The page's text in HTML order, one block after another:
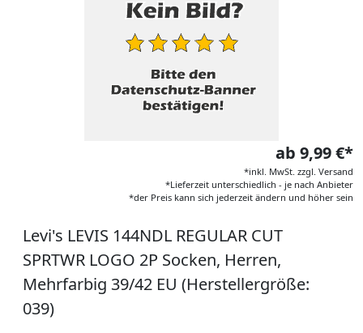
ab 9,99 €*
*inkl. MwSt. zzgl. Versand
*Lieferzeit unterschiedlich - je nach Anbieter
*der Preis kann sich jederzeit ändern und höher sein
Levi's LEVIS 144NDL REGULAR CUT
SPRTWR LOGO 2P Socken, Herren,
Mehrfarbig 39/42 EU (Herstellergröße:
039)